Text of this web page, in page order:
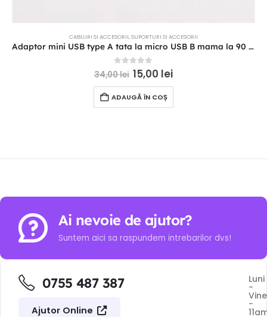
CABLURI SI ACCESORII,SUPORTURI SI ACCESORII
Adaptor mini USB type A tata la micro USB B mama la 90 grade
out of 5
34,00lei 15,00 lei
ADAUGĂ ÎN COȘ
Ai nevoie de ajutor?
Suntem aici sa raspundem intrebarilor dvs!
0755 487 387
Ajutor Online
Luni
-
-